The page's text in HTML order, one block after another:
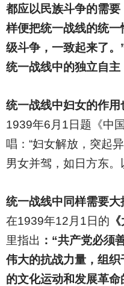
都应以民族斗争的需
样便把统一战线的统
级斗争，一致起来了
统一战线中的独立自
统一战线中妇女的作用
1939年6月1日题《中
唱：“妇女解放，突起
男女并驾，如日方东。
统一战线中同样需要大
在1939年12月1日的
里指出 ：“共产党必须
伟大的抗战力量，组
的文化运动和发展革